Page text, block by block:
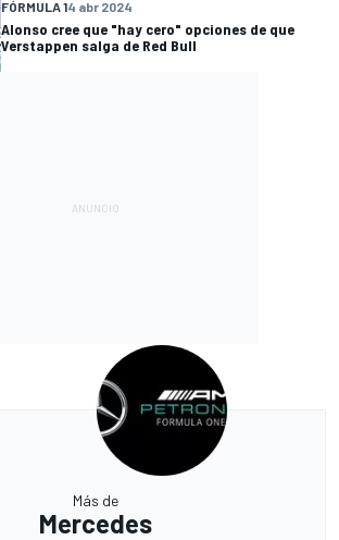
FÓRMULA 14 abr 2024
Alonso cree que "hay cero" opciones de que
Verstappen salga de Red Bull
Más de
Mercedes